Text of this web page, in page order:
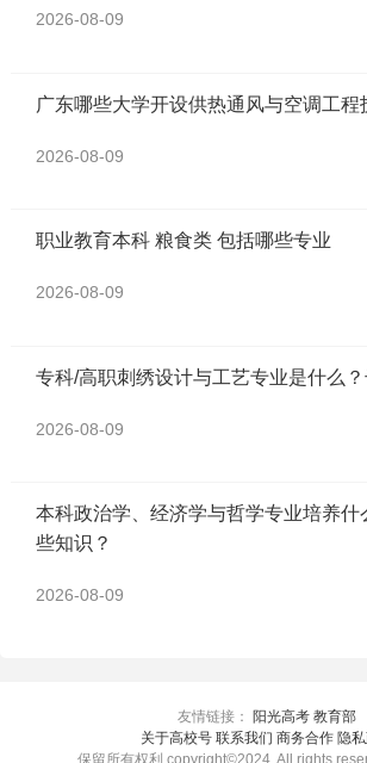
2026-08-09
广东哪些大学开设供热通风与空调工程
2026-08-09
职业教育本科 粮食类 包括哪些专业
2026-08-09
专科/高职刺绣设计与工艺专业是什么
2026-08-09
本科政治学、经济学与哲学专业培养什
些知识？
2026-08-09
友情链接： 阳光高考 教育部
关于高校号 联系我们 商务合作 隐
保留所有权利 copyright©2024. All rights